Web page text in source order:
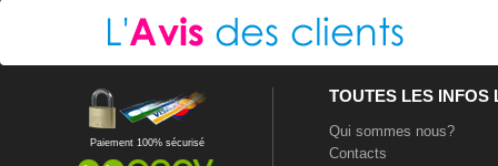
Paiement 100% sécurisé
TOUTES LES INFOS
Qui sommes nous?
Contacts